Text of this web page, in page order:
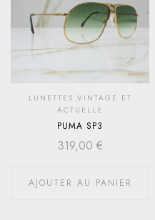
LUNETTES VINTAGE ET
ACTUELLE
PUMA SP3
319,00 €
AJOUTER AU PANIER